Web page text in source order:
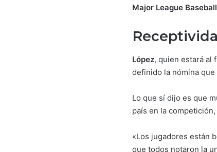
Major League Baseball
López, quien estará al
definido la nómina
Lo que sí dijo es que
país en la
«Los jugadores están
que todos notaron la